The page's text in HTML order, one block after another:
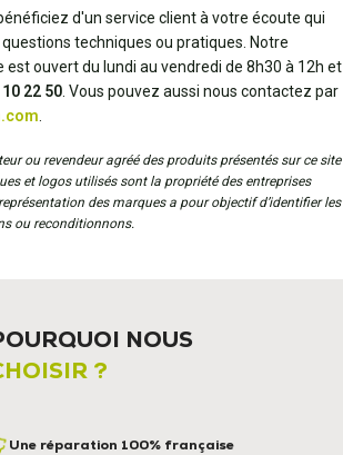
d'un service client à votre écoute qui
techniques ou pratiques. Notre
ouvert du lundi au vendredi de 8h30 à 12h et
22 50 . Vous pouvez aussi nous contactez par
ou revendeur agréé des produits présentés sur ce site
et logos utilisés sont la propriété des entreprises
des marques a pour objectif d’identifier les
ou reconditionnons.
NOUS
?
Une réparation 100% française